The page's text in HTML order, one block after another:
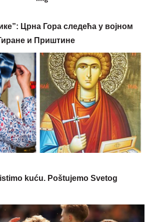
Црна Гора следећа у војном
и Приштине
kuću. Poštujemo Svetog